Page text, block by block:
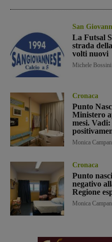
San
La Futsal
strada
volti nuovi
Michele Bossini
Cronaca
Punto
Ministero
mesi.
Monica
Cronaca
Punto
negativo
Regione
Monica